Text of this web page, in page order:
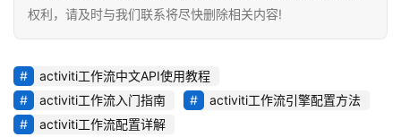
权利，请及时与我们联系将尽快删除相关内容!
activiti工作流中文API使用教程
activiti工作流入门指南
activiti工作流引擎配置方法
activiti工作流配置详解